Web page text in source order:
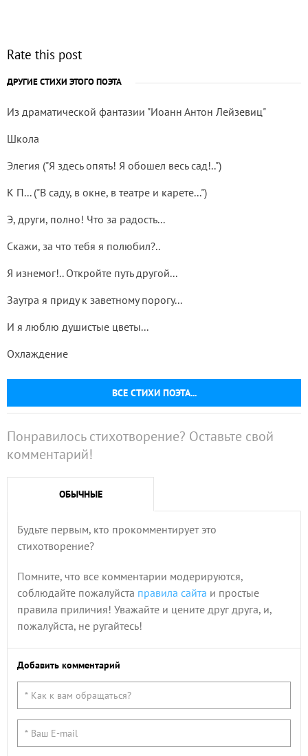
Rate this post
ДРУГИЕ СТИХИ ЭТОГО ПОЭТА
ВСЕ СТИХИ ПОЭТА...
Из драматической фантазии "Иоанн Антон Лейзевиц"
Школа
Элегия ("Я здесь опять! Я обошел весь сад!..")
К П... ("В саду, в окне, в театре и карете...")
Э, други, полно! Что за радость...
Скажи, за что тебя я полюбил?..
Я изнемог!.. Откройте путь другой...
Заутра я приду к заветному порогу...
И я люблю душистые цветы...
Охлаждение
Понравилось стихотворение? Оставьте свой
комментарий!
ОБЫЧНЫЕ
Будьте первым, кто прокомментирует это
стихотворение?
Помните, что все комментарии модерируются,
соблюдайте пожалуйста правила сайта и простые
правила приличия! Уважайте и цените друг друга, и,
пожалуйста, не ругайтесь!
Добавить комментарий